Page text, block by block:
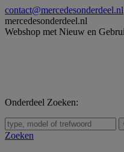
Skip
to
content
contact@mercedesonderdeel.nl
mercedesonderdeel.nl
Webshop met Nieuw en
Onderdeel Zoeken:
Zoeken:
Zoeken